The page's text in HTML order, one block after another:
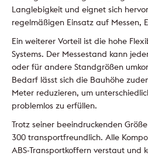
Langlebigkeit und eignet sich
regelmäßigen Einsatz auf Messen,
Ein weiterer Vorteil ist die hohe
Systems. Der Messestand kann
oder für andere Standgrößen
Bedarf lässt sich die Bauhöhe
Meter reduzieren, um
problemlos zu erfüllen.
Trotz seiner beeindruckenden
300 transportfreundlich. Alle
ABS-Transportkoffern verstaut und